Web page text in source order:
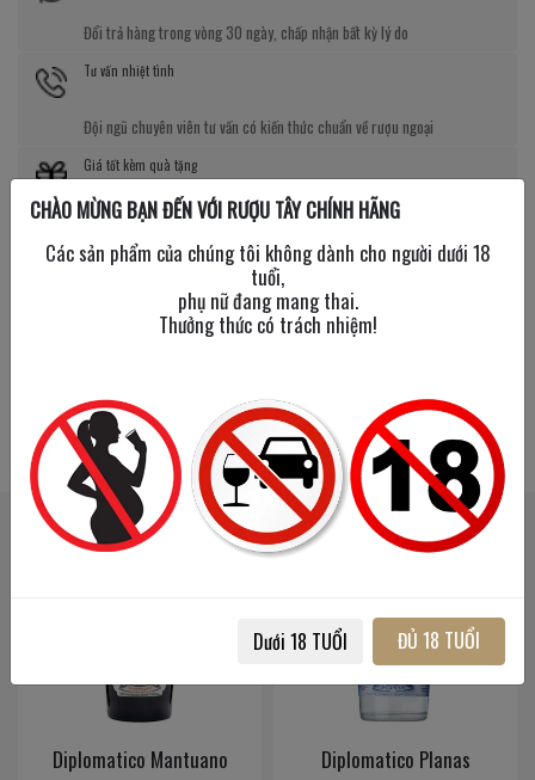
Đổi trả hàng trong vòng 30 ngày, chấp nhận bất kỳ lý do
Tư vấn nhiệt tình
Đội ngũ chuyên viên tư vấn có kiến thức chuẩn về rượu ngoại
Giá tốt kèm quà tặng
Nhiều chương trình giảm giá, tặng quà cực giá trị
SẢN PHẨM LIÊN QUAN SẢN PHẨM ĐÃ XEM
Diplomatico Mantuano Diplomatico Planas
CHÀO MỪNG BẠN ĐẾN VỚI RƯỢU TÂY CHÍNH HÃNG
Các sản phẩm của chúng tôi không dành cho người dưới 18
tuổi,
phụ nữ đang mang thai.
Thưởng thức có trách nhiệm!
Dưới 18 TUỔI ĐỦ 18 TUỔI